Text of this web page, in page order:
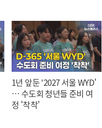
1년 앞둔 '2027 서울 WYD'
… 수도회 청년들 준비 여
정 '착착'